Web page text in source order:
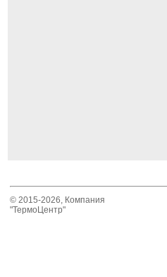
© 2015-2026, Компания
"ТермоЦентр"